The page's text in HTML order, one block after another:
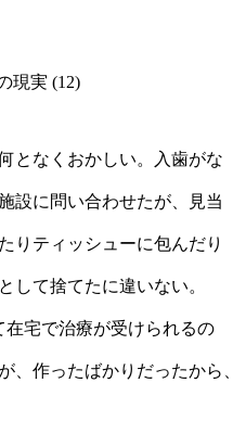
現実 (12)
となくおかしい。入歯がな
設に問い合わせたが、見当
りティッシューに包んだり
して捨てたに違いない。
宅で治療が受けられるの
、作ったばかりだったから、